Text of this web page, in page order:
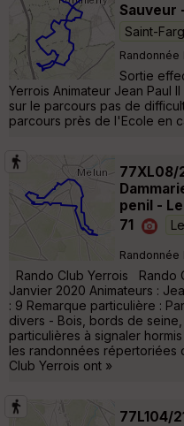
Sauveur
Saint-
Sortie
Yerrois Animateur Jean Paul
sur le parcours pas de
parcours près de l'Ecole en
77XL08/
penil -
71
Rando Club Yerrois Rando
Janvier 2020 Animateurs :
: 9 Remarque particulière :
divers - Bois, bords de
particulières à signaler
les randonnées répertoriées
Club Yerrois ont »
77L104/